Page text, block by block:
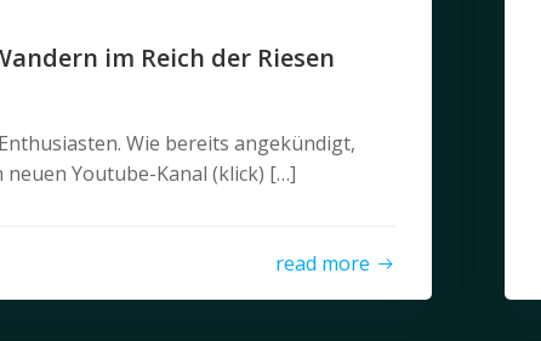
im Reich der Riesen
Wie bereits angekündigt,
neuen Youtube-Kanal (klick) […]
read more